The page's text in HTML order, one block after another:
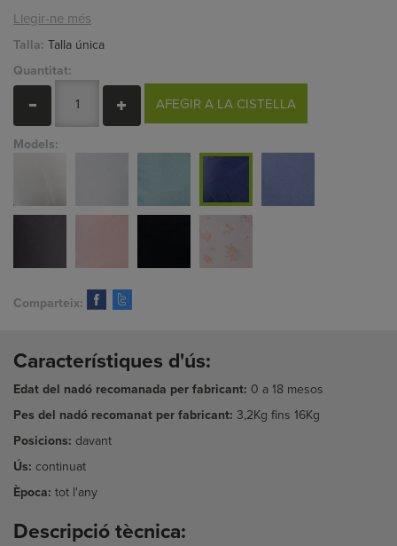
Llegir-ne més
Talla: Talla única
Quantitat:
AFEGIR A LA CISTELLA
Models:
Comparteix:
Característiques d'ús:
Edat del nadó recomanada per fabricant: 0 a 18 mesos
Pes del nadó recomanat per fabricant: 3,2Kg fins 16Kg
Posicions: davant
Ús: continuat
Època: tot l'any
Descripció tècnica: